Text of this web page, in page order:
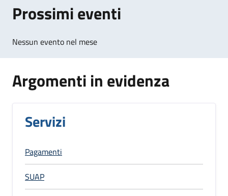
Prossimi eventi
Nessun evento nel mese
Argomenti in evidenza
Servizi
Pagamenti
SUAP